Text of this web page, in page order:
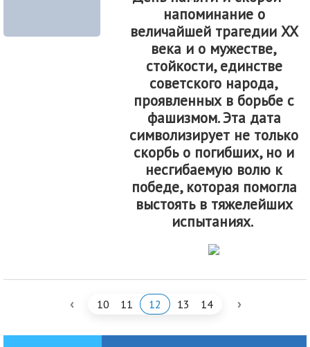
напоминание о
величайшей трагедии XX
века и о мужестве,
стойкости, единстве
советского народа,
проявленных в борьбе с
фашизмом. Эта дата
символизирует не только
скорбь о погибших, но и
несгибаемую волю к
победе, которая помогла
выстоять в тяжелейших
испытаниях.
‹ 10 11 12 13 14 ›